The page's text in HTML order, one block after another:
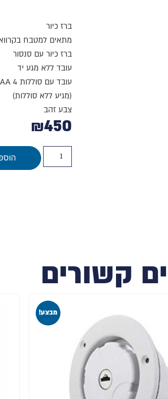
ברז כיור
מתאים למטבח
ברז כיור עם סנסור
עובד ללא מגע יד
עובד עם סוללות AA 4
(מגיע ללא סוללות)
צבע זהב
₪450
קשורים
מבצע!